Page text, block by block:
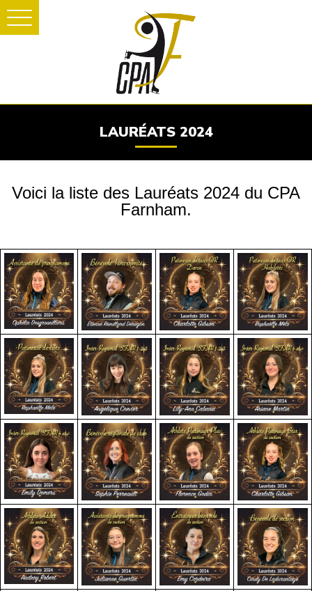
LAURÉATS 2024
Voici la liste des Lauréats 2024 du CPA
Farnham.